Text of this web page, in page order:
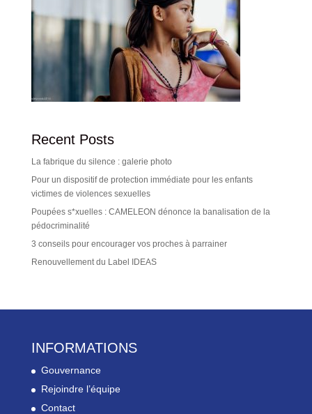
Recent Posts
La fabrique du silence : galerie photo
Pour un dispositif de protection immédiate pour les enfants
victimes de violences sexuelles
Poupées s*xuelles : CAMELEON dénonce la banalisation de la
pédocriminalité
3 conseils pour encourager vos proches à parrainer
Renouvellement du Label IDEAS
INFORMATIONS
Gouvernance
Rejoindre l’équipe
Contact